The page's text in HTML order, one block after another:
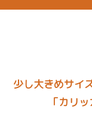
少し大きめサイ
「カリ